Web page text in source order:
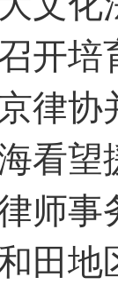
开
律协
看
师
田地